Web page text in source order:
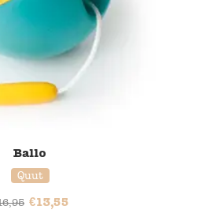
Ballo
Quut
€13,55